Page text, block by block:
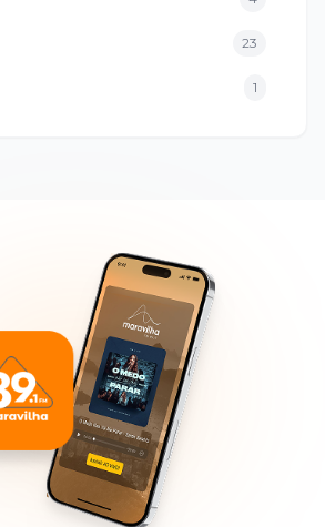
23
1